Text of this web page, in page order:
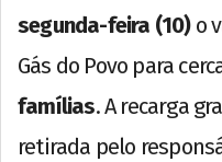
segunda-feira (10)o
Gás do Povo para
famílias. A recarga
retirada pelo